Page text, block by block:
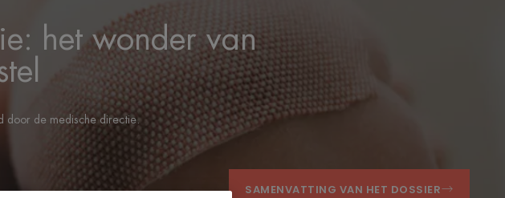
het wonder van
door de medische directie.
SAMENVATTING VAN HET DOSSIER